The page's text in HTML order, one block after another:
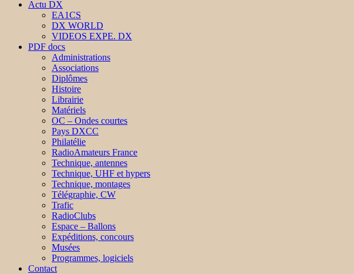
Actu DX
EA1CS
DX WORLD
VIDEOS EXPE. DX
PDF docs
Administrations
Associations
Diplômes
Histoire
Librairie
Matériels
OC – Ondes courtes
Pays DXCC
Philatélie
RadioAmateurs France
Technique, antennes
Technique, UHF et hypers
Technique, montages
Télégraphie, CW
Trafic
RadioClubs
Espace – Ballons
Expéditions, concours
Musées
Programmes, logiciels
Contact